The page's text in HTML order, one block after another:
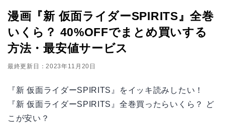
漫画『新 仮面ライダーSPIRITS』全巻
いくら？ 40%OFFでまとめ買いする
方法・最安値サービス
最終更新日：2023年11月20日
『新 仮面ライダーSPIRITS』をイッキ読みしたい！
『新 仮面ライダーSPIRITS』全巻買ったらいくら？ ど
こが安い？